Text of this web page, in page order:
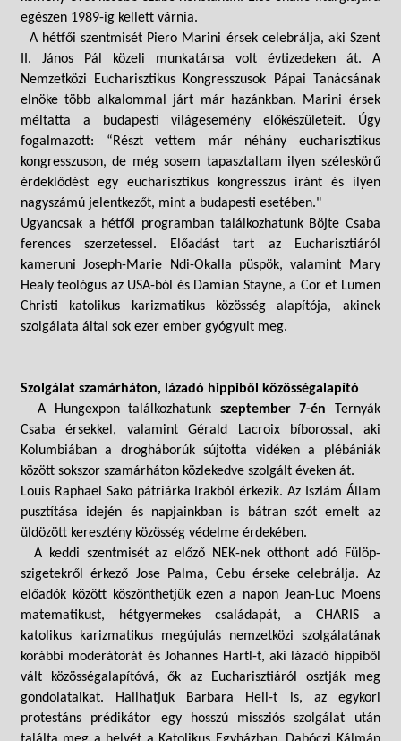
egészen 1989-ig kellett várnia.
A hétfői szentmisét Piero Marini érsek celebrálja, aki Szent
II. János Pál közeli munkatársa volt évtizedeken át. A
Nemzetközi Eucharisztikus Kongresszusok Pápai Tanácsának
elnöke több alkalommal járt már hazánkban. Marini érsek
méltatta a budapesti világesemény előkészületeit. Úgy
fogalmazott: “Részt vettem már néhány eucharisztikus
kongresszuson, de még sosem tapasztaltam ilyen széleskörű
érdeklődést egy eucharisztikus kongresszus iránt és ilyen
nagyszámú jelentkezőt, mint a budapesti esetében."
Ugyancsak a hétfői programban találkozhatunk Böjte Csaba
ferences szerzetessel. Előadást tart az Eucharisztiáról
kameruni Joseph-Marie Ndi-Okalla püspök, valamint Mary
Healy teológus az USA-ból és Damian Stayne, a Cor et Lumen
Christi katolikus karizmatikus közösség alapítója, akinek
szolgálata által sok ezer ember gyógyult meg.
Szolgálat szamárháton, lázadó hippiből közösségalapító
A Hungexpon találkozhatunk szeptember 7-én Ternyák
Csaba érsekkel, valamint Gérald Lacroix bíborossal, aki
Kolumbiában a drogháborúk sújtotta vidéken a plébániák
között sokszor szamárháton közlekedve szolgált éveken át.
Louis Raphael Sako pátriárka Irakból érkezik. Az Iszlám Állam
pusztítása idején és napjainkban is bátran szót emelt az
üldözött keresztény közösség védelme érdekében.
A keddi szentmisét az előző NEK-nek otthont adó Fülöp-
szigetekről érkező Jose Palma, Cebu érseke celebrálja. Az
előadók között köszönthetjük ezen a napon Jean-Luc Moens
matematikust, hétgyermekes családapát, a CHARIS a
katolikus karizmatikus megújulás nemzetközi szolgálatának
korábbi moderátorát és Johannes Hartl-t, aki lázadó hippiből
vált közösségalapítóvá, ők az Eucharisztiáról osztják meg
gondolataikat. Hallhatjuk Barbara Heil-t is, az egykori
protestáns prédikátor egy hosszú missziós szolgálat után